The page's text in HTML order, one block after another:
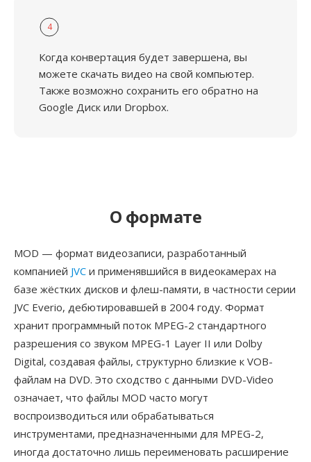
4
Когда конвертация будет завершена, вы
можете скачать видео на свой компьютер.
Также возможно сохранить его обратно на
Google Диск или Dropbox.
О формате
MOD — формат видеозаписи, разработанный
компанией JVC и применявшийся в видеокамерах на
базе жёстких дисков и флеш-памяти, в частности серии
JVC Everio, дебютировавшей в 2004 году. Формат
хранит программный поток MPEG-2 стандартного
разрешения со звуком MPEG-1 Layer II или Dolby
Digital, создавая файлы, структурно близкие к VOB-
файлам на DVD. Это сходство с данными DVD-Video
означает, что файлы MOD часто могут
воспроизводиться или обрабатываться
инструментами, предназначенными для MPEG-2,
иногда достаточно лишь переименовать расширение